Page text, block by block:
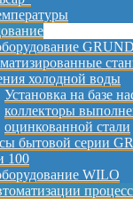
холодной воды
Установка на базе
коллекторы
оцинкованной стали
бытовой серии
100
WILO